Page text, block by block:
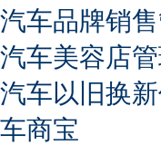
汽车品牌销
汽车美容店
汽车以旧换
车商宝